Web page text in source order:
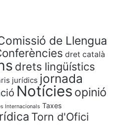
de Llengua
dret català
drets lingüístics
jurídics jornada
Notícies opinió
Internacionals Taxes
Torn d'Ofici